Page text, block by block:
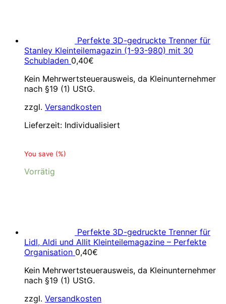
Perfekte 3D-gedruckte Trenner für
Stanley Kleinteilemagazin (1-93-980) mit 30
Schubladen 0,40€
Kein Mehrwertsteuerausweis, da Kleinunternehmer
nach §19 (1) UStG.
zzgl. Versandkosten
Lieferzeit: Individualisiert
You save (%)
Vorrätig
Perfekte 3D-gedruckte Trenner für
Lidl, Aldi und Allit Kleinteilemagazine – Perfekte
Organisation 0,40€
Kein Mehrwertsteuerausweis, da Kleinunternehmer
nach §19 (1) UStG.
zzgl. Versandkosten